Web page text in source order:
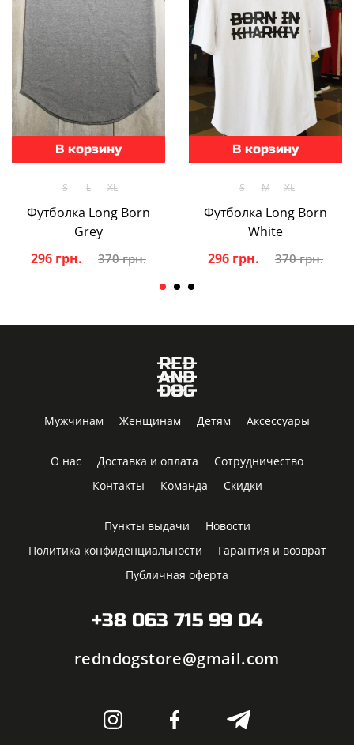
В корзину
S L XL
Футболка Long Born
Grey
296 грн.
370 грн.
В корзину
S M XL
Футболка Long Born
White
296 грн.
370 грн.
Мужчинам Женщинам Детям Аксессуары
О нас Доставка и оплата
Сотрудничество
Контакты
Команда Скидки
Пункты выдачи
Новости
Политика конфиденциальности
Гарантия и возврат
Публичная оферта
+38 063 715 99 04
redndogstore@gmail.com